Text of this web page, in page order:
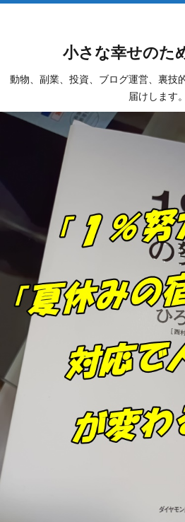
小さな幸せのた
動物、副業、投資、ブログ運営、裏技
届けします。